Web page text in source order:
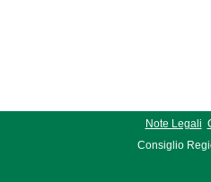
Note Legali
Consiglio